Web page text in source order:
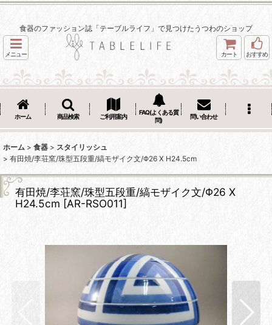
食器のファッション誌「テーブルライフ」で見つけたうつわのショップ
メニュー カート おすすめ
ホーム 商品検索 ご利用案内
FAQ(よくある質
問)
問い合わせ
ホーム > 食器 > スタイリッシュ
> 有田焼/李荘窯/珠型五段重/縞モザイク文/Φ26 X H24.5cm
有田焼/李荘窯/珠型五段重/縞モザイク文/Φ26 X
H24.5cm [AR-RSO011]